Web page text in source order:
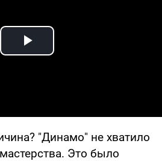
Play Video
"Динамо" не хватило
Это было